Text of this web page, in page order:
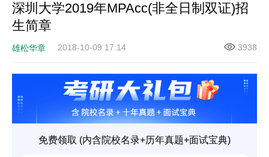
深圳大学2019年MPAcc(非全日制双证)招
生简章
雄松华章 2018-10-09 17:14 3938
免费领取 (内含院校名录+历年真题+面试宝典)